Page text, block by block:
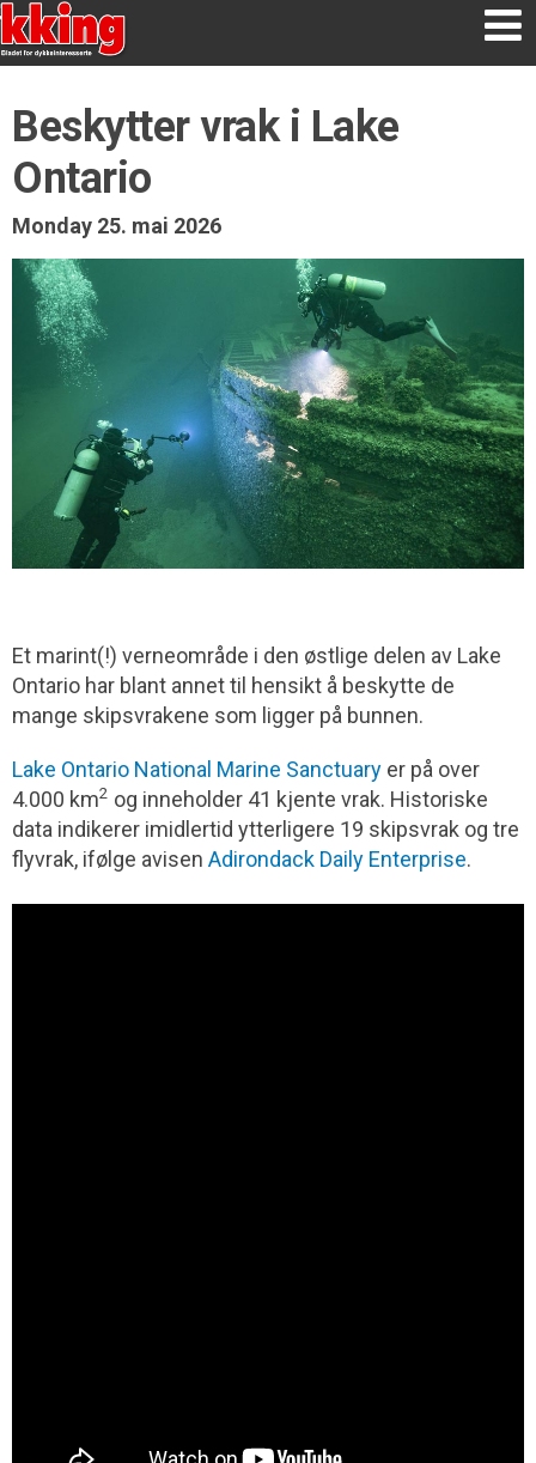
Beskytter vrak i Lake
Ontario
Monday 25. mai 2026
Et marint(!) verneområde i den østlige delen av Lake
Ontario har blant annet til hensikt å beskytte de
mange skipsvrakene som ligger på bunnen.
Lake Ontario National Marine Sanctuary er på over
4.000 km2 og inneholder 41 kjente vrak. Historiske
data indikerer imidlertid ytterligere 19 skipsvrak og tre
flyvrak, ifølge avisen Adirondack Daily Enterprise.